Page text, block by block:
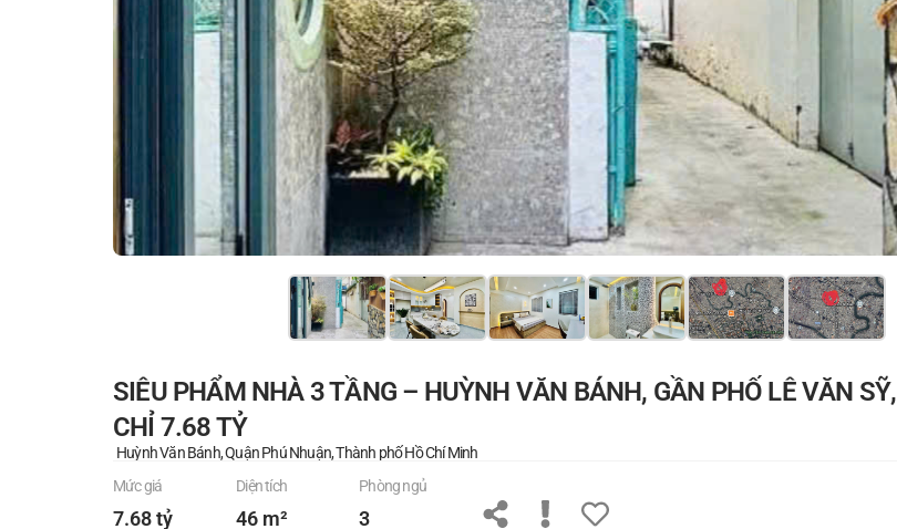
SIÊU PHẨM NHÀ 3 TẦNG – HUỲNH VĂN BÁNH, GẦN PHỐ LÊ VĂN
CHỈ 7.68 TỶ
Huỳnh Văn Bánh, Quận Phú Nhuận, Thành phố Hồ Chí Minh
Mức giá
7.68 tỷ
Diện tích
46 m²
Phòng ngủ
3